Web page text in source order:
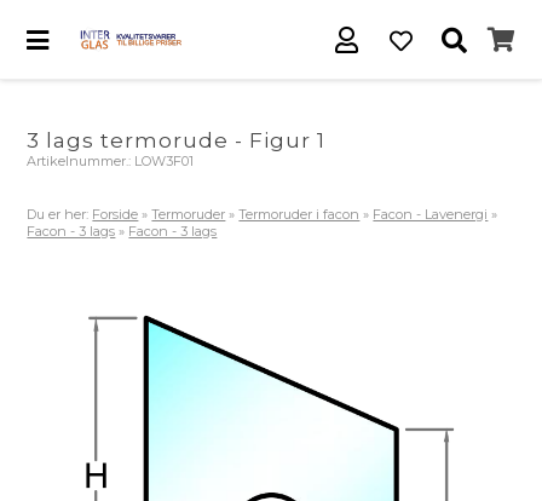
3 lags termorude - Figur 1
Artikelnummer.: LOW3F01
Du er her: Forside »Termoruder »Termoruder i facon » Facon - Lavenergi »
Facon - 3 lags » Facon - 3 lags